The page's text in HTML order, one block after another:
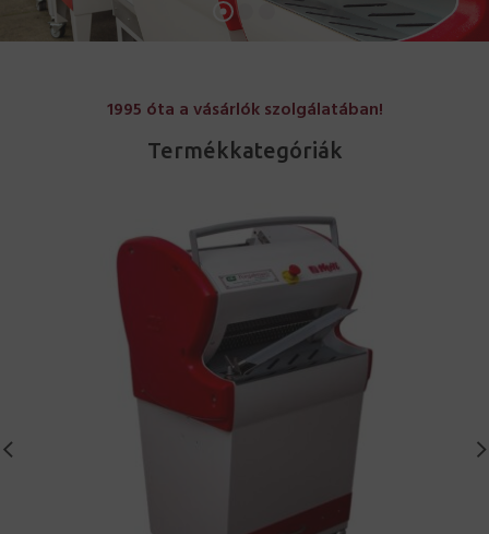
1995 óta a vásárlók szolgálatában!
Termékkategóriák